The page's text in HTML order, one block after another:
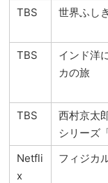
TBS
世界ふし
TBS
インド洋
カの旅
TBS
西村京太
シリーズ
Netfli
x
フィジカ